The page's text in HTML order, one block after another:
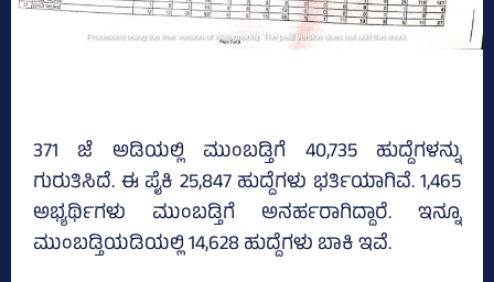
371 ಜೆ ಅಡಿಯಲ್ಲಿ ಮುಂಬಡ್ತಿಗೆ 40,735 ಹುದ್ದೆಗಳನ್ನು
ಗುರುತಿಸಿದೆ. ಈ ಪೈಕಿ 25,847 ಹುದ್ದೆಗಳು ಭರ್ತಿಯಾಗಿವೆ. 1,465
ಅಭ್ಯರ್ಥಿಗಳು ಮುಂಬಡ್ತಿಗೆ ಅನರ್ಹರಾಗಿದ್ದಾರೆ. ಇನ್ನೂ
ಮುಂಬಡ್ತಿಯಡಿಯಲ್ಲಿ 14,628 ಹುದ್ದೆಗಳು ಬಾಕಿ ಇವೆ.